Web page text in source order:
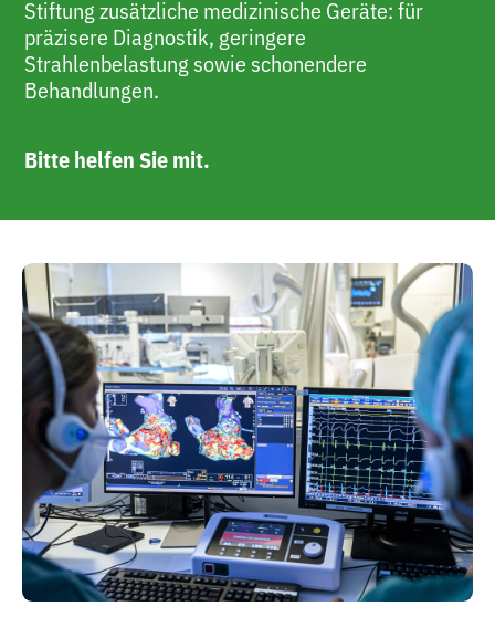
Stiftung zusätzliche medizinische Geräte: für
präzisere Diagnostik, geringere
Strahlenbelastung sowie schonendere
Behandlungen.
Bitte helfen Sie mit.